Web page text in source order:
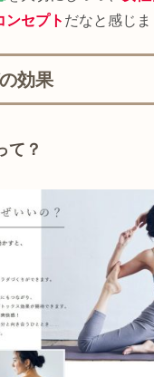
ンセプト だなと感じま
効果
て？